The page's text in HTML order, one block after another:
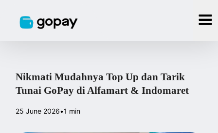
Nikmati Mudahnya Top Up dan Tarik
Tunai GoPay di Alfamart & Indomaret
25 June 2026•1 min